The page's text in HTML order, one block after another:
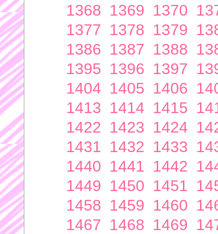
1368 1369 1370
1377 1378 1379
1386 1387 1388
1395 1396 1397
1404 1405 1406
1413 1414 1415
1422 1423 1424
1431 1432 1433
1440 1441 1442
1449 1450 1451
1458 1459 1460
1467 1468 1469